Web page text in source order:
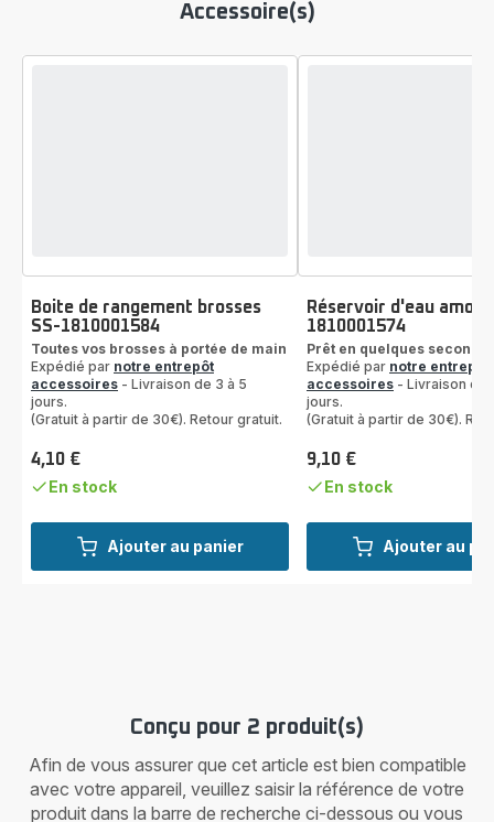
Accessoire(s)
Ajouter au panier
Boite de rangement brosses
SS-1810001584
Toutes vos brosses à portée de main
Expédié par notre entrepôt
accessoires - Livraison de 3 à 5
jours.
(Gratuit à partir de 30€). Retour gratuit.
Prix
4,10 €
En stock
Ajouter au
Réservoir d'eau
1810001574
Prêt en quelques
Expédié par notre entrepôt
accessoires - Livraison de
jours.
(Gratuit à partir de 30€).
Prix
9,10 €
En stock
Conçu pour 2 produit(s)
Afin de vous assurer que cet article est bien compatible
avec votre appareil, veuillez saisir la référence de votre
produit dans la barre de recherche ci-dessous ou vous